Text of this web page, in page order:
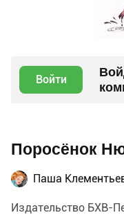
Войти
Поросёнок
Паша
Издательство БХВ-